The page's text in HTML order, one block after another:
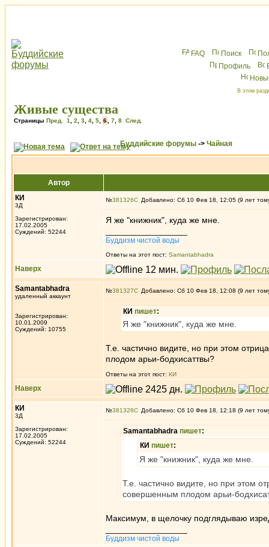
FAQ Поиск
Профиль
В этом
Живые существа
Страницы Пред. 1 2 3 4 5 6 7 8 След.
Буддийские форумы -> Чайная
Автор
КИ
3Д
Зарегистрирован:
17.02.2005
Суждений: 52244
№381326 Добавлено: Сб 10 Фев 18, 12:05 (9 лет
Я же "книжник", куда же мне.
Буддизм чистой воды
Ответы на этот пост: Samantabhadra
Наверх
Samantabhadra
удаленный аккаунт
Зарегистрирован:
10.01.2009
Суждений: 10755
№381327 Добавлено: Сб 10 Фев 18, 12:08 (9 лет
КИ пишет:
Я же "книжник", куда же мне.
Т.е. частично видите, но при этом
плодом арьи-бодхисаттвы?
Ответы на этот пост: КИ
Наверх
КИ
3Д
Зарегистрирован:
17.02.2005
Суждений: 52244
№381328 Добавлено: Сб 10 Фев 18, 12:18 (9 лет
Samantabhadra пишет:
КИ пишет:
Я же "книжник", куда же мне.
Т.е. частично видите, но при этом
совершенным плодом арьи-
Максимум, в щелочку подглядываю
Буддизм чистой воды